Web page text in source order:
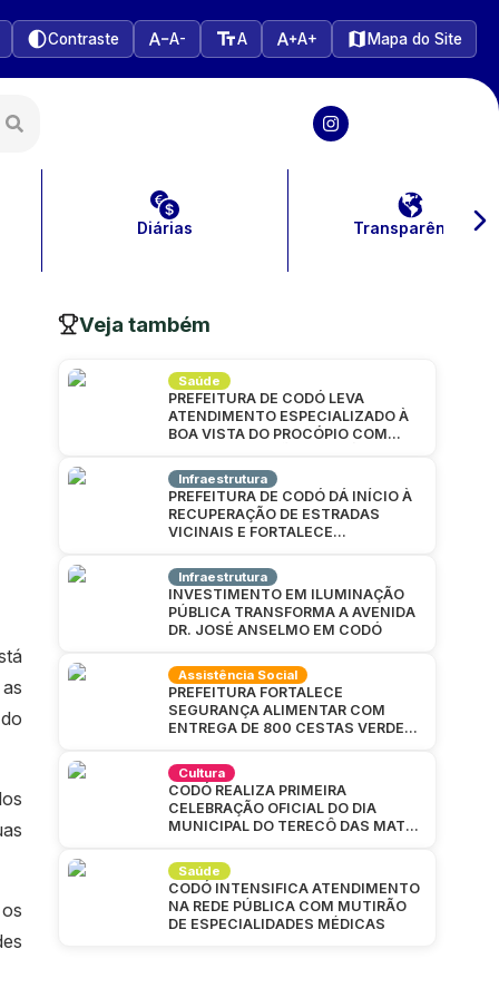
Contraste A- A A+ Mapa do Site
Diárias Transparência
Veja também
Saúde
PREFEITURA DE CODÓ LEVA
ATENDIMENTO ESPECIALIZADO À
BOA VISTA DO PROCÓPIO COM
Infraestrutura
PREFEITURA DE CODÓ DÁ INÍCIO À
RECUPERAÇÃO DE ESTRADAS
VICINAIS E FORTALECE
Infraestrutura
INVESTIMENTO EM ILUMINAÇÃO
PÚBLICA TRANSFORMA A AVENIDA
DR. JOSÉ ANSELMO EM CODÓ
Assistência Social
PREFEITURA FORTALECE
SEGURANÇA ALIMENTAR COM
ENTREGA DE 800 CESTAS VERDES
Cultura
CODÓ REALIZA PRIMEIRA
CELEBRAÇÃO OFICIAL DO DIA
MUNICIPAL DO TERECÔ DAS MATAS
Saúde
CODÓ INTENSIFICA ATENDIMENTO
NA REDE PÚBLICA COM MUTIRÃO
DE ESPECIALIDADES MÉDICAS